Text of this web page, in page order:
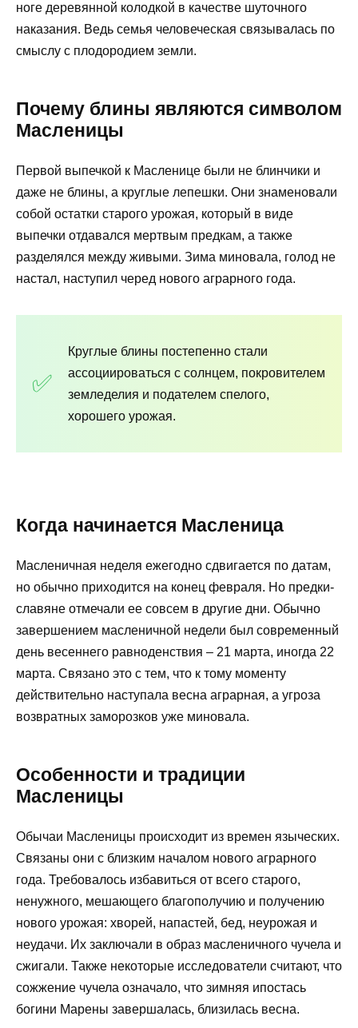
ноге деревянной колодкой в качестве шуточного
наказания. Ведь семья человеческая связывалась по
смыслу с плодородием земли.
Почему блины являются символом
Масленицы
Первой выпечкой к Масленице были не блинчики и
даже не блины, а круглые лепешки. Они знаменовали
собой остатки старого урожая, который в виде
выпечки отдавался мертвым предкам, а также
разделялся между живыми. Зима миновала, голод не
настал, наступил черед нового аграрного года.
Круглые блины постепенно стали
ассоциироваться с солнцем, покровителем
земледелия и подателем спелого,
хорошего урожая.
Когда начинается Масленица
Масленичная неделя ежегодно сдвигается по датам,
но обычно приходится на конец февраля. Но предки-
славяне отмечали ее совсем в другие дни. Обычно
завершением масленичной недели был современный
день весеннего равноденствия – 21 марта, иногда 22
марта. Связано это с тем, что к тому моменту
действительно наступала весна аграрная, а угроза
возвратных заморозков уже миновала.
Особенности и традиции
Масленицы
Обычаи Масленицы происходит из времен языческих.
Связаны они с близким началом нового аграрного
года. Требовалось избавиться от всего старого,
ненужного, мешающего благополучию и получению
нового урожая: хворей, напастей, бед, неурожая и
неудачи. Их заключали в образ масленичного чучела и
сжигали. Также некоторые исследователи считают, что
сожжение чучела означало, что зимняя ипостась
богини Марены завершалась, близилась весна.